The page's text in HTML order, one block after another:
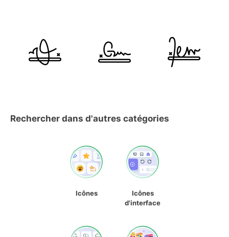
Rechercher dans d'autres catégories
Icônes
Icônes
d'interface